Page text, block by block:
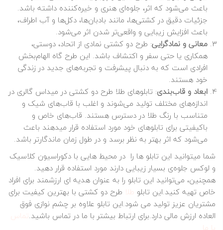
باعث می‌شود که اثر، جلوه‌ای هنری و خیره‌کننده داشته باشد.
جزئیات دقیق در کشتی‌ها، مانند بادبان‌ها، دکل‌ها و آب اطراف،
باعث افزایش زیبایی و واقعی‌تر شدن اثر می‌شود.
معانی و نمادگرایی: طرح دو کشتی نمادی از اتحاد، دوستی،
همکاری یا حتی سفر و اکتشاف باشد. این طرح گاه الهام‌بخش
افرادی است که به دنبال پیشرفت و تجربه‌های جدید در زندگی
خود هستند.
ابعاد و قاب‌بندی: تابلوهای طلا طرح دو کشتی در میداس گالری در
اندازه‌های مختلف تولید می‌شوند و اغلب با قاب‌های شیک و
متناسب با رنگ طلا در دسترس هستند. قاب‌های خاص و
باکیفیتی برای تابلوهای خود مورد استفاده قرار میدهند باعث
می‌شود که اثر بهتر به نظر برسد و در طول زمان ماندگارتر باشد.
شما میتوانید این تابلو ها را در محیط‌ هایی با دکوراسیون کلاسیک
و لوکس جلوه‌ی بسیار زیبایی دارند مورد استفاده قرار دهید.
همچنین، می‌توانید این تابلو را به عنوان هدیه‌ ای ارزشمند برای افراد
خاص تهیه کنید.این تابلو طلا طرح دو کشتی با بهترین کیفیت برای
مشتریان عزیز تولید می شود.این تابلو علاوه بر چشم نوازی فوق
العاده ارزش مالی دارد.برای ارتباط بیشتر با ما در تماس باشید.تماس